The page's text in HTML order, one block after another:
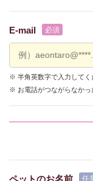
E-mail
※ 半角英数字で入力してく
※ お電話がつながらなかっ